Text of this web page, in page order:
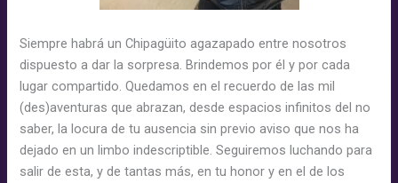
Siempre habrá un Chipagüito agazapado entre nosotros
dispuesto a dar la sorpresa. Brindemos por él y por cada
lugar compartido. Quedamos en el recuerdo de las mil
(des)aventuras que abrazan, desde espacios infinitos del no
saber, la locura de tu ausencia sin previo aviso que nos ha
dejado en un limbo indescriptible. Seguiremos luchando para
salir de esta, y de tantas más, en tu honor y en el de los